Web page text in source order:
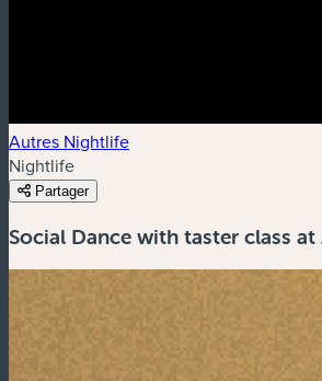
Autres Nightlife
Nightlife
Partager
Social Dance with taster class at